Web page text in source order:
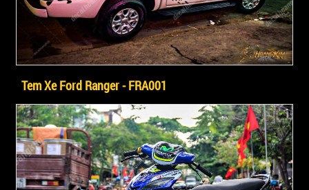
Tem Xe Ford Ranger - FRA001